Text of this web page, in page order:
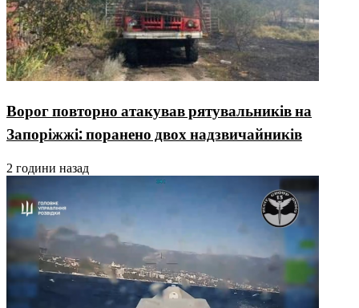
Ворог повторно атакував рятувальників на
Запоріжжі: поранено двох надзвичайників
2 години назад